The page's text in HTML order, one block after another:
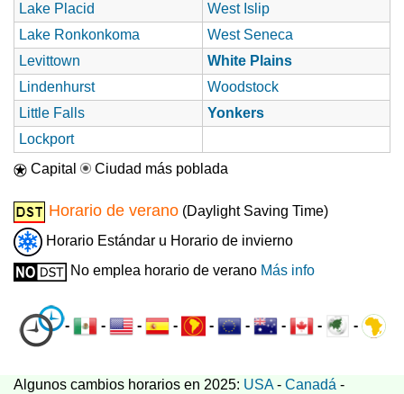
Lake Placid
West Islip
Lake Ronkonkoma
West Seneca
Levittown
White Plains
Lindenhurst
Woodstock
Little Falls
Yonkers
Lockport
Capital
Ciudad más poblada
Horario de verano (Daylight Saving Time)
Horario Estándar u Horario de invierno
No emplea horario de verano Más info
- - - - - - - - -
Algunos cambios horarios en 2025: USA- Canadá -